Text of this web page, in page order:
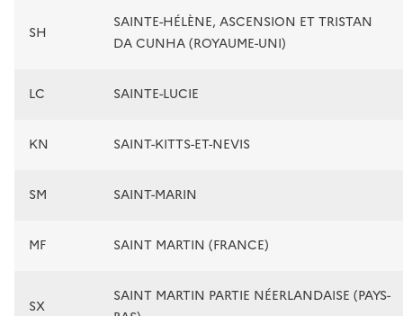
SH
SAINTE-HÉLÈNE, ASCENSION ET TRISTAN
DA CUNHA (ROYAUME-UNI)
LC SAINTE-LUCIE
KN SAINT-KITTS-ET-NEVIS
SM SAINT-MARIN
MF SAINT MARTIN (FRANCE)
SX
SAINT MARTIN PARTIE NÉERLANDAISE (PAYS-